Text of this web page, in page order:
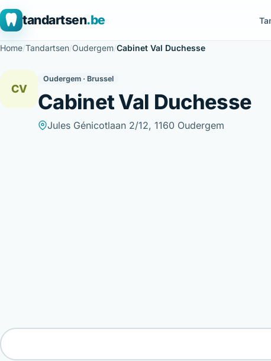
tandartsen.be
Home/Tandartsen/Oudergem/Cabinet Val Duchesse
CV
Oudergem · Brussel
Cabinet Val Duchesse
Jules Génicotlaan 2/12, 1160 Oudergem